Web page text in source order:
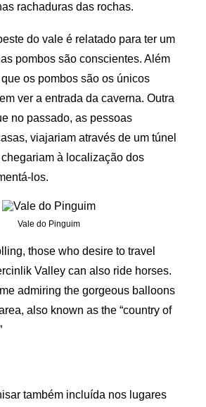
rachaduras das rochas.
do vale é relatado para ter um
pombos são conscientes. Além
os pombos são os únicos
ver a entrada da caverna. Outra
no passado, as pessoas
viajariam através de um túnel
à localização dos
los.
Vale do Pinguim
those who desire to travel
Valley can also ride horses.
admiring the gorgeous balloons
also known as the “country of
também incluída nos lugares